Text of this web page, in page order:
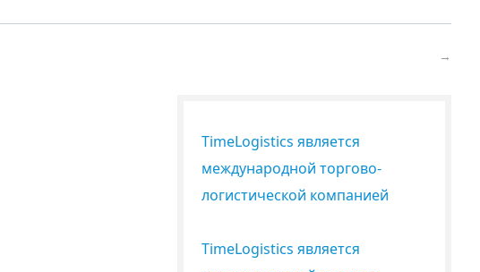
→
​TimeLogistics является
международной торгово-
логистической компанией
TimeLogistics является